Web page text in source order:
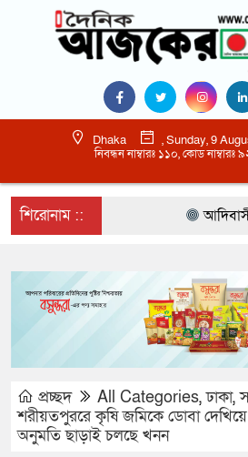
Dhaka
, Sunday, 9
নিবন্ধন নাম্বারঃ ১১০, কোড নাম্বারঃ
শিরোনাম :: আদিবাসী
প্রচ্ছদ All Categories,ঢাকা,
শরীয়তপুররে কৃষি জমিকে ডোবা
অনুমতি ছাড়াই চলছে খনন